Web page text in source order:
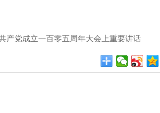
党成立一百零五周年大会上重要讲话